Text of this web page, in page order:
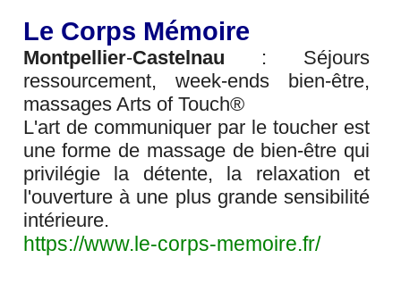
Le Corps Mémoire
Montpellier-Castelnau : Séjours
ressourcement, week-ends bien-être,
massages Arts of Touch®
L'art de communiquer par le toucher est
une forme de massage de bien-être qui
privilégie la détente, la relaxation et
l'ouverture à une plus grande sensibilité
intérieure.
https://www.le-corps-memoire.fr/